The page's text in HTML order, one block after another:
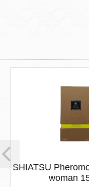
SHIATSU Pheromon
woman 15